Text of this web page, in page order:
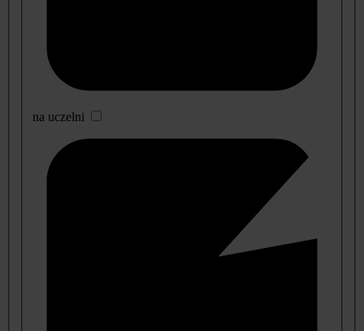
na uczelni